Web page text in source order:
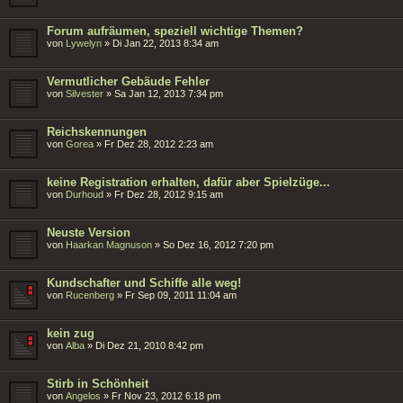
Forum aufräumen, speziell wichtige Themen?
von Lywelyn » Di Jan 22, 2013 8:34 am
Vermutlicher Gebäude Fehler
von Silvester » Sa Jan 12, 2013 7:34 pm
Reichskennungen
von Gorea » Fr Dez 28, 2012 2:23 am
keine Registration erhalten, dafür aber Spielzüge...
von Durhoud » Fr Dez 28, 2012 9:15 am
Neuste Version
von Haarkan Magnuson » So Dez 16, 2012 7:20 pm
Kundschafter und Schiffe alle weg!
von Rucenberg » Fr Sep 09, 2011 11:04 am
kein zug
von Alba » Di Dez 21, 2010 8:42 pm
Stirb in Schönheit
von Angelos » Fr Nov 23, 2012 6:18 pm